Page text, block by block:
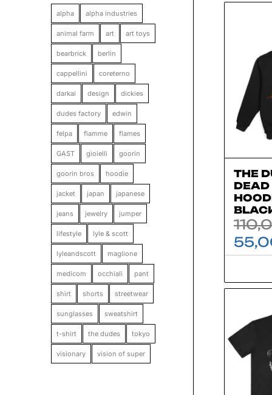
THE
alpha alpha industries
animal farm art art toys
bearbrick berlin
cappellini coreterno
darkai design dickies
dudes factory edwin
felpa fiamme flames
GAST gioielli goorin
goorin bros hoodie
jacket japan japanese
jeans jewelry jumper
lifestyle lyle & scott
lyleandscott maglione
medicom occhiali pant
shirt shorts streetwear
sunglasses sweatshirt
t-shirt the dudes tokyo
visionary vision of super